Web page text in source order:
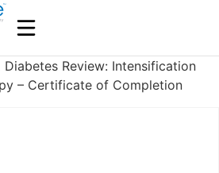
Review: Intensification
– Certificate of Completion